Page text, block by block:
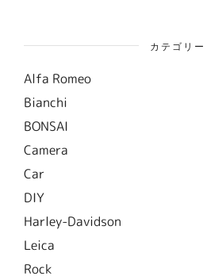
カテゴリー
Alfa Romeo
Bianchi
BONSAI
Camera
Car
DIY
Harley-Davidson
Leica
Rock